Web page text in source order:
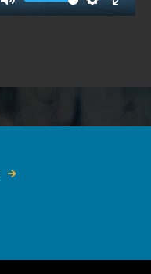
Mute SettingsEnter